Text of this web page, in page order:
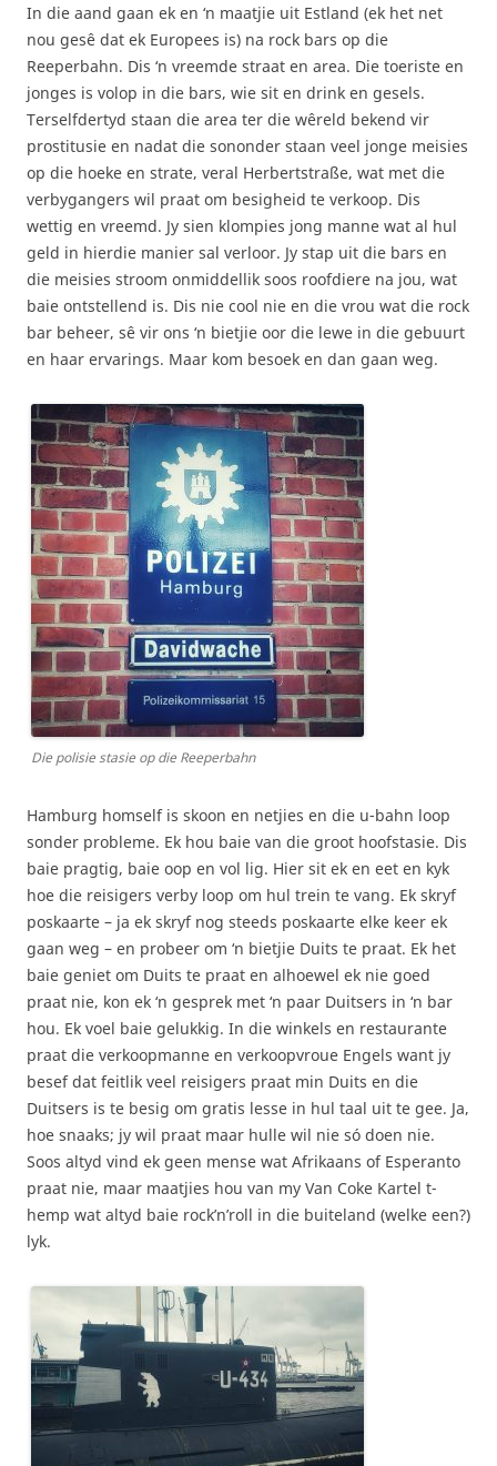
In die aand gaan ek en ‘n maatjie uit Estland (ek het net
nou gesê dat ek Europees is) na rock bars op die
Reeperbahn. Dis ‘n vreemde straat en area. Die toeriste en
jonges is volop in die bars, wie sit en drink en gesels.
Terselfdertyd staan die area ter die wêreld bekend vir
prostitusie en nadat die sononder staan veel jonge meisies
op die hoeke en strate, veral Herbertstraße, wat met die
verbygangers wil praat om besigheid te verkoop. Dis
wettig en vreemd. Jy sien klompies jong manne wat al hul
geld in hierdie manier sal verloor. Jy stap uit die bars en
die meisies stroom onmiddellik soos roofdiere na jou, wat
baie ontstellend is. Dis nie cool nie en die vrou wat die rock
bar beheer, sê vir ons ‘n bietjie oor die lewe in die gebuurt
en haar ervarings. Maar kom besoek en dan gaan weg.
Die polisie stasie op die Reeperbahn
Hamburg homself is skoon en netjies en die u-bahn loop
sonder probleme. Ek hou baie van die groot hoofstasie. Dis
baie pragtig, baie oop en vol lig. Hier sit ek en eet en kyk
hoe die reisigers verby loop om hul trein te vang. Ek skryf
poskaarte – ja ek skryf nog steeds poskaarte elke keer ek
gaan weg – en probeer om ‘n bietjie Duits te praat. Ek het
baie geniet om Duits te praat en alhoewel ek nie goed
praat nie, kon ek ‘n gesprek met ‘n paar Duitsers in ‘n bar
hou. Ek voel baie gelukkig. In die winkels en restaurante
praat die verkoopmanne en verkoopvroue Engels want jy
besef dat feitlik veel reisigers praat min Duits en die
Duitsers is te besig om gratis lesse in hul taal uit te gee. Ja,
hoe snaaks; jy wil praat maar hulle wil nie só doen nie.
Soos altyd vind ek geen mense wat Afrikaans of Esperanto
praat nie, maar maatjies hou van my Van Coke Kartel t-
hemp wat altyd baie rock’n’roll in die buiteland (welke een?)
lyk.